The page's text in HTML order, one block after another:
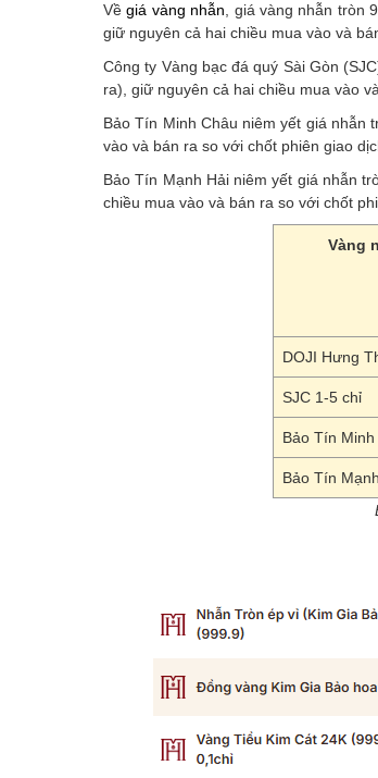
Vềgiá vàng nhẫn, giá vàng nhẫn tròn
giữ nguyên cả hai chiều mua vào và
Công ty Vàng bạc đá quý Sài Gòn
ra), giữ nguyên cả hai chiều mua vào
Bảo Tín Minh Châu niêm yết giá
vào và bán ra so với chốt phiên giao
Bảo Tín Mạnh Hải niêm yết giá nhẫn
chiều mua vào và bán ra so với chốt
Vàng
DOJI Hưng
SJC 1-5 chỉ
Bảo Tín Minh
Bảo Tín